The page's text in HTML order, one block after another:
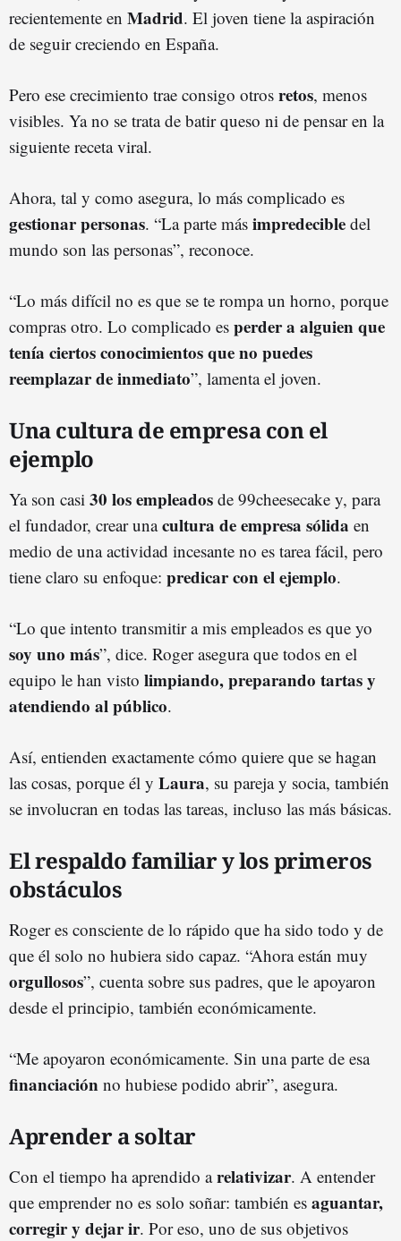
recientemente en Madrid. El joven tiene la aspiración
de seguir creciendo en España.
Pero ese crecimiento trae consigo otros retos, menos
visibles. Ya no se trata de batir queso ni de pensar en la
siguiente receta viral.
Ahora, tal y como asegura, lo más complicado es
gestionar personas. “La parte más impredecible del
mundo son las personas”, reconoce.
“Lo más difícil no es que se te rompa un horno, porque
compras otro. Lo complicado es perder a alguien que
tenía ciertos conocimientos que no puedes
reemplazar de inmediato”, lamenta el joven.
Una cultura de empresa con el
ejemplo
Ya son casi 30 los empleados de 99cheesecake y, para
el fundador, crear unacultura de empresa sólida en
medio de una actividad incesante no es tarea fácil, pero
tiene claro su enfoque: predicar con el ejemplo.
“Lo que intento transmitir a mis empleados es que yo
soy uno más”, dice. Roger asegura que todos en el
equipo le han visto limpiando, preparando tartas y
atendiendo al público.
Así, entienden exactamente cómo quiere que se hagan
las cosas, porque él y Laura, su pareja y socia, también
se involucran en todas las tareas, incluso las más básicas.
El respaldo familiar y los primeros
obstáculos
Roger es consciente de lo rápido que ha sido todo y de
que él solo no hubiera sido capaz. “Ahora están muy
orgullosos”, cuenta sobre sus padres, que le apoyaron
desde el principio, también económicamente.
“Me apoyaron económicamente. Sin una parte de esa
financiación no hubiese podido abrir”, asegura.
Aprender a soltar
Con el tiempo ha aprendido arelativizar. A entender
que emprender no es solo soñar: también es aguantar,
corregir y dejar ir. Por eso, uno de sus objetivos